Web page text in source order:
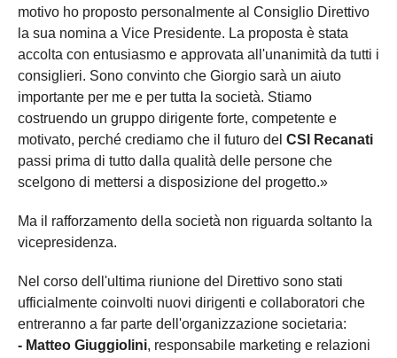
motivo ho proposto personalmente al Consiglio Direttivo
la sua nomina a Vice Presidente. La proposta è stata
accolta con entusiasmo e approvata all'unanimità da tutti i
consiglieri. Sono convinto che Giorgio sarà un aiuto
importante per me e per tutta la società. Stiamo
costruendo un gruppo dirigente forte, competente e
motivato, perché crediamo che il futuro del CSI Recanati
passi prima di tutto dalla qualità delle persone che
scelgono di mettersi a disposizione del progetto.»
Ma il rafforzamento della società non riguarda soltanto la
vicepresidenza.
Nel corso dell'ultima riunione del Direttivo sono stati
ufficialmente coinvolti nuovi dirigenti e collaboratori che
entreranno a far parte dell'organizzazione societaria:
- Matteo Giuggiolini, responsabile marketing e relazioni